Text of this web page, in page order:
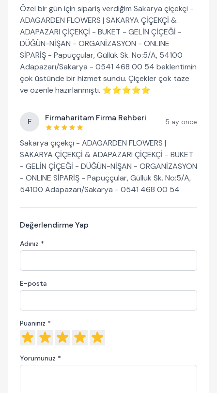
Özel bir gün için sipariş verdiğim Sakarya çiçekçi -
ADAGARDEN FLOWERS | SAKARYA ÇİÇEKÇİ &
ADAPAZARI ÇİÇEKÇİ - BUKET - GELİN ÇİÇEĞİ -
DÜĞÜN-NİŞAN - ORGANİZASYON - ONLINE
SİPARİŞ - Papuççular, Güllük Sk. No:5/A, 54100
Adapazarı/Sakarya - 0541 468 00 54 beklentimin
çok üstünde bir hizmet sundu. Çiçekler çok taze
ve özenle hazırlanmıştı. ⭐⭐⭐⭐⭐
F Firmaharitam Firma Rehberi 5 ay önce
Sakarya çiçekçi - ADAGARDEN FLOWERS |
SAKARYA ÇİÇEKÇİ & ADAPAZARI ÇİÇEKÇİ - BUKET
- GELİN ÇİÇEĞİ - DÜĞÜN-NİŞAN - ORGANİZASYON
- ONLINE SİPARİŞ - Papuççular, Güllük Sk. No:5/A,
54100 Adapazarı/Sakarya - 0541 468 00 54
Değerlendirme Yap
Adınız *
E-posta
Puanınız *
Yorumunuz *